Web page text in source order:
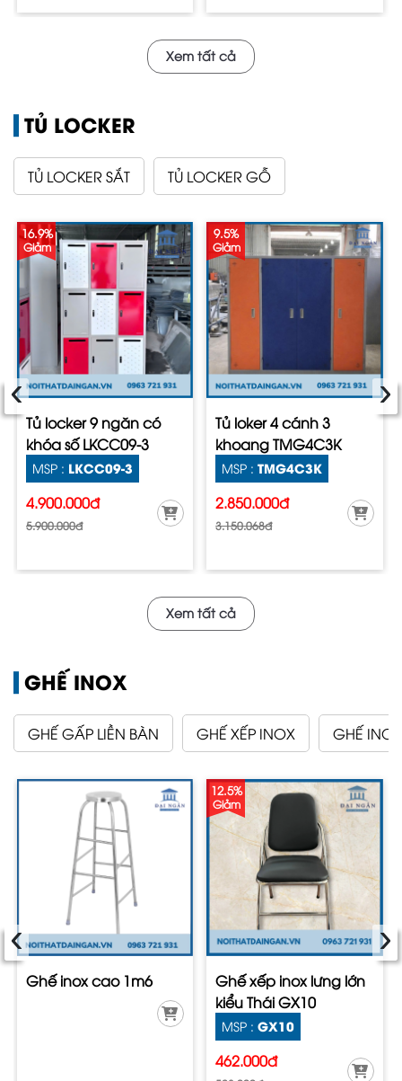
Xem tất cả
TỦ LOCKER
TỦ LOCKER SẮT TỦ LOCKER GỖ
16.9%
Giảm
Tủ locker 9 ngăn có
khóa số LKCC09-3
MSP : LKCC09-3
4.900.000đ
5.900.000đ
9.5%
Giảm
Tủ loker 4 cánh 3
khoang TMG4C3K
MSP : TMG4C3K
2.850.000đ
3.150.068đ
‹ ›
Xem tất cả
GHẾ INOX
GHẾ GẤP LIỀN BÀN GHẾ XẾP INOX GHẾ
Ghế inox cao 1m6
12.5%
Giảm
Ghế xếp inox lưng lớn
kiểu Thái GX10
MSP : GX10
462.000đ
‹ ›